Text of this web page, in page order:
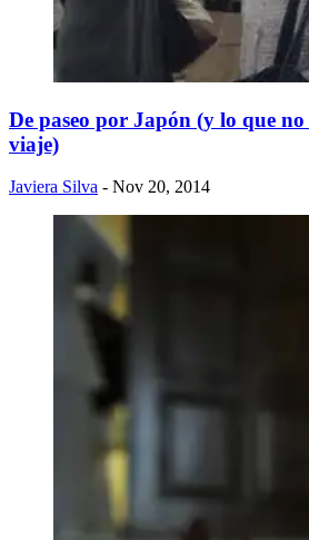
De paseo por Japón (y lo que no
viaje)
Javiera Silva - Nov 20, 2014